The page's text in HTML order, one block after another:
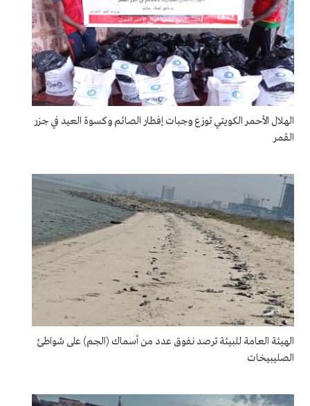
الهلال الأحمر الكويتي توزع وجبات إفطار الصائم وكسوة العيد في جزر
القمر
الهيئة العامة للبيئة ترصد نفوق عدد من أسماك (الجم) على شواطئ
الصليبيخات